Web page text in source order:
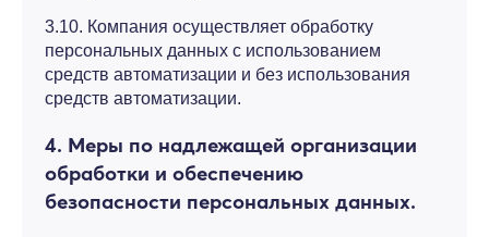
3.10. Компания осуществляет обработку
персональных данных с использованием
средств автоматизации и без использования
средств автоматизации.
4. Меры по надлежащей организации
обработки и обеспечению
безопасности персональных данных.